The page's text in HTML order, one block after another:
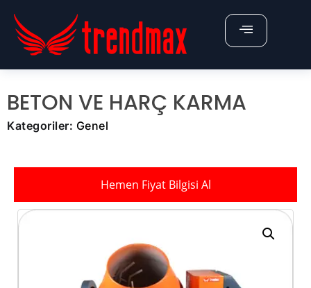
Anasayfa
Belgelerimiz
Fiyat Teklifi Al
BETON VE HARÇ KARMA
Kategoriler: Genel
Hemen Fiyat Bilgisi Al